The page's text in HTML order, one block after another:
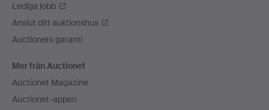
Lediga jobb
Anslut ditt auktionshus
Auctionets garanti
Mer från Auctionet
Auctionet Magazine
Auctionet-appen